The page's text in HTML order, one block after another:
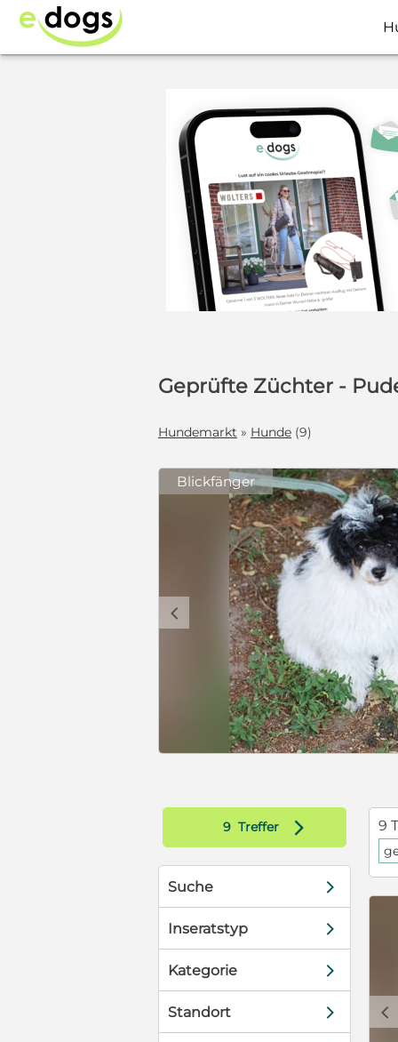
Geprüfte Züchter -
Hundemarkt » Hunde (9)
Blickfänger
9 Treffer d
Suche d
Inseratstyp d
Kategorie d
Standort d
9
c